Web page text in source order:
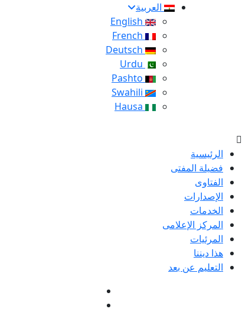
العربية
الرئيسية
فضيلة المفتى
الفتاوى
الإصدارات
الخدمات
المركز الإعلامى
المرئيات
هذا ديننا
التعليم عن بعد